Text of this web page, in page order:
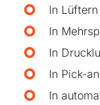
In
In
In
In Pick-
In